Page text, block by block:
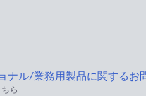
ナル/業務用製品に関するお
ら